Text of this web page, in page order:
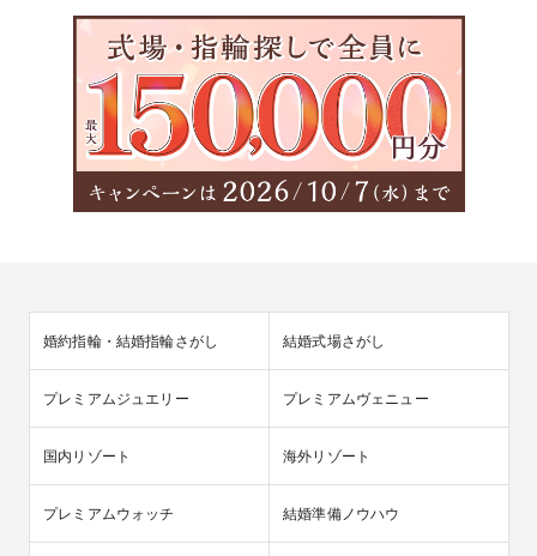
婚約指輪・結婚指輪さがし 結婚式場さがし
プレミアムジュエリー プレミアムヴェニュー
国内リゾート 海外リゾート
プレミアムウォッチ 結婚準備ノウハウ